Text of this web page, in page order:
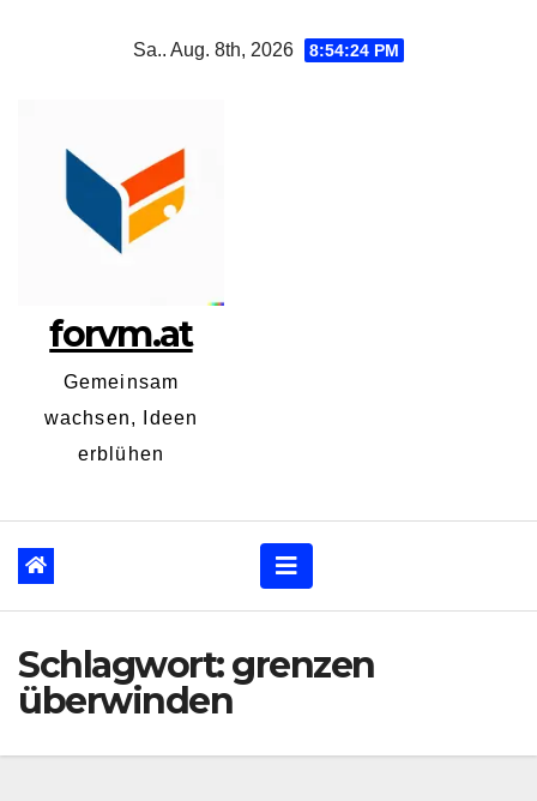
Sa.. Aug. 8th, 2026 8:54:25 PM
forvm.at
Gemeinsam
wachsen, Ideen
erblühen
Schlagwort:grenzen
überwinden